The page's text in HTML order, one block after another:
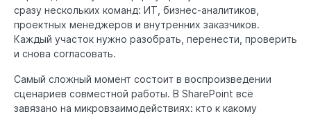
сразу нескольких команд: ИТ, бизнес-аналитиков,
проектных менеджеров и внутренних заказчиков.
Каждый участок нужно разобрать, перенести, проверить
и снова согласовать.
Самый сложный момент состоит в воспроизведении
сценариев совместной работы. В SharePoint всё
завязано на микровзаимодействиях: кто к какому